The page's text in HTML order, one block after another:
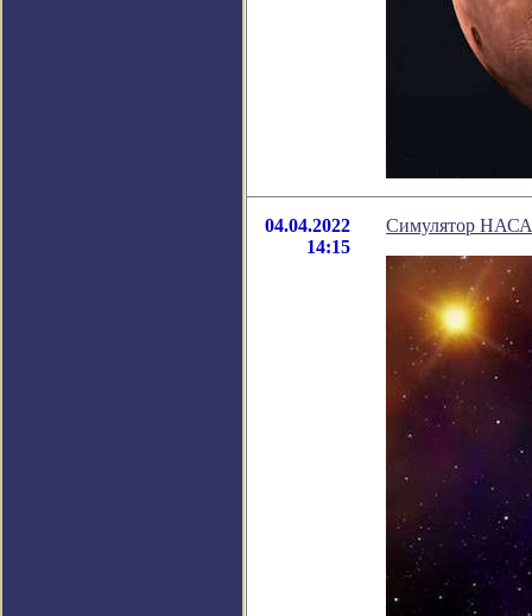
04.04.2022
14:15
Симулятор НАСА